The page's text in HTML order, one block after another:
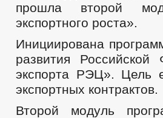
прошла второй
экспортного роста».
Инициирована
развития
экспорта РЭЦ». Цель
экспортных контрактов.
Второй модуль